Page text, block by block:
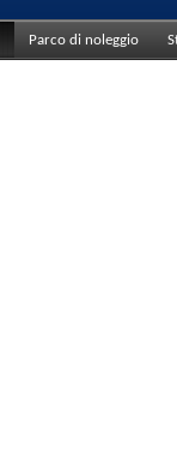
Parco di noleggio